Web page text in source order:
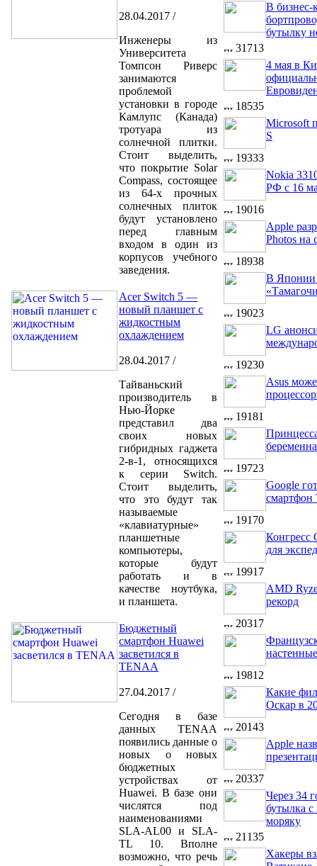
28.04.2017 /
Инженеры из
Университета
Томпсон Риверс
занимаются
проблемой
установки в городе
Камлупс (Канада)
тротуара из
солнечной плитки.
Стоит выделить,
что покрытие Solar
Compass, состоящее
из 64-х прочных
солнечных плиток
будут установлено
перед главным
входом в один из
корпусов учебного
заведения.
Acer Switch 5 —
новый планшет с
жидкостным
охлаждением
28.04.2017 /
Тайваньский
производитель в
Нью-Йорке
представил два
своих новых
гибридных гаджета
2-в-1, относящихся
к серии Switch.
Стоит выделить,
что это будут так
называемые
«клавиатурные»
планшетные
компьютеры,
которые будут
работать и в
качестве ноутбука,
и планшета.
Бюджетный
смартфон Huawei
засветился в
TENAA
27.04.2017 /
Сегодня в базе
данных TENAA
появились данные о
новых о новых
бюджетных
устройствах от
Huawei. В базе они
числятся под
наименованиями
SLA-AL00 и SLA-
TL 10. Вполне
возможно, что речь
В бизнес-
бутылку
31713
4 мая в
18535
Microsoft
S
19333
Nokia
РФ с 16
19016
Apple
Photos на
18938
В Японии
19023
LG
19230
Asus
19181
беременна
19723
Google
смартфон
19170
для
19917
AMD
рекорд
20317
19812
Какие
Оскар в
20143
Apple
20337
Через 34
бутылка с
моряку
21135
Хакеры